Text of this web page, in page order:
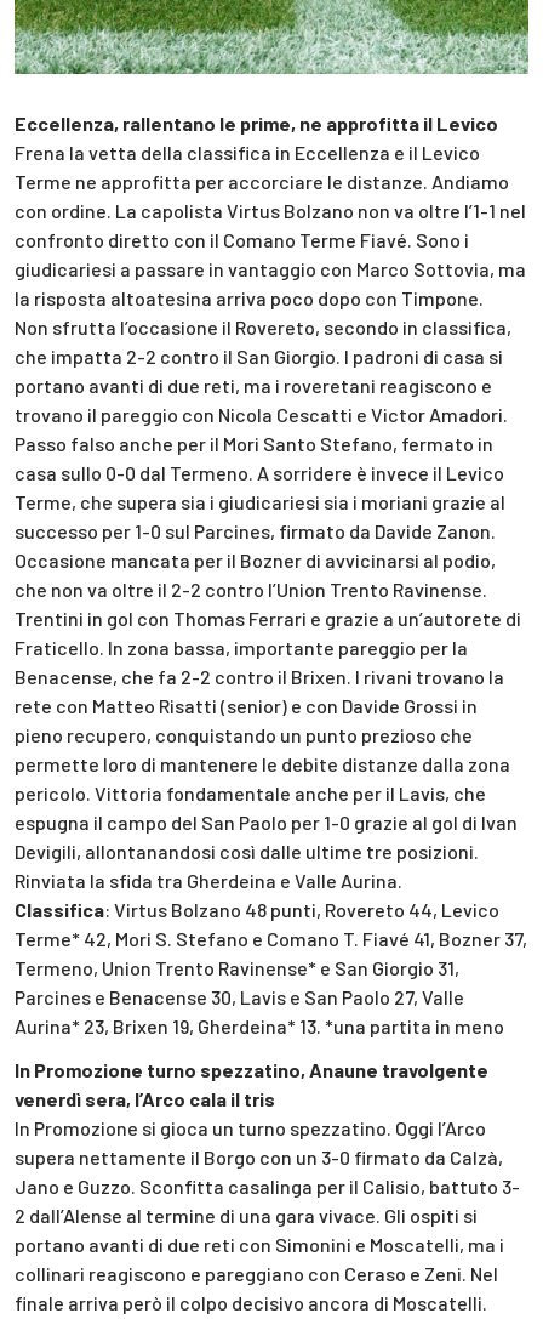
Eccellenza, rallentano le prime, ne approfitta il Levico
Frena la vetta della classifica in Eccellenza e il Levico
Terme ne approfitta per accorciare le distanze. Andiamo
con ordine. La capolista Virtus Bolzano non va oltre l’1-1 nel
confronto diretto con il Comano Terme Fiavé. Sono i
giudicariesi a passare in vantaggio con Marco Sottovia, ma
la risposta altoatesina arriva poco dopo con Timpone.
Non sfrutta l’occasione il Rovereto, secondo in classifica,
che impatta 2-2 contro il San Giorgio. I padroni di casa si
portano avanti di due reti, ma i roveretani reagiscono e
trovano il pareggio con Nicola Cescatti e Victor Amadori.
Passo falso anche per il Mori Santo Stefano, fermato in
casa sullo 0-0 dal Termeno. A sorridere è invece il Levico
Terme, che supera sia i giudicariesi sia i moriani grazie al
successo per 1-0 sul Parcines, firmato da Davide Zanon.
Occasione mancata per il Bozner di avvicinarsi al podio,
che non va oltre il 2-2 contro l’Union Trento Ravinense.
Trentini in gol con Thomas Ferrari e grazie a un’autorete di
Fraticello. In zona bassa, importante pareggio per la
Benacense, che fa 2-2 contro il Brixen. I rivani trovano la
rete con Matteo Risatti (senior) e con Davide Grossi in
pieno recupero, conquistando un punto prezioso che
permette loro di mantenere le debite distanze dalla zona
pericolo. Vittoria fondamentale anche per il Lavis, che
espugna il campo del San Paolo per 1-0 grazie al gol di Ivan
Devigili, allontanandosi così dalle ultime tre posizioni.
Rinviata la sfida tra Gherdeina e Valle Aurina.
Classifica: Virtus Bolzano 48 punti, Rovereto 44, Levico
Terme* 42, Mori S. Stefano e Comano T. Fiavé 41, Bozner 37,
Termeno, Union Trento Ravinense* e San Giorgio 31,
Parcines e Benacense 30, Lavis e San Paolo 27, Valle
Aurina* 23, Brixen 19, Gherdeina* 13. *una partita in meno
In Promozione turno spezzatino, Anaune travolgente
venerdì sera, l’Arco cala il tris
In Promozione si gioca un turno spezzatino. Oggi l’Arco
supera nettamente il Borgo con un 3-0 firmato da Calzà,
Jano e Guzzo. Sconfitta casalinga per il Calisio, battuto 3-
2 dall’Alense al termine di una gara vivace. Gli ospiti si
portano avanti di due reti con Simonini e Moscatelli, ma i
collinari reagiscono e pareggiano con Ceraso e Zeni. Nel
finale arriva però il colpo decisivo ancora di Moscatelli.